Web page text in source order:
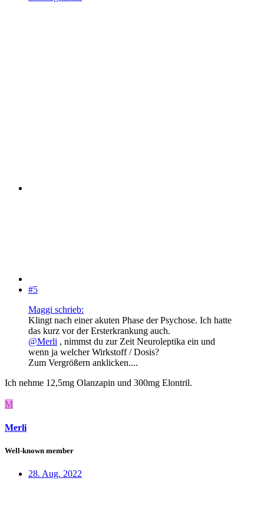
#5
Maggi schrieb:
Klingt nach einer akuten Phase der Psychose. Ich hatte
das kurz vor der Ersterkrankung auch.
@Merli , nimmst du zur Zeit Neuroleptika ein und
wenn ja welcher Wirkstoff / Dosis?
Zum Vergrößern anklicken....
Ich nehme 12,5mg Olanzapin und 300mg Elontril.
M
Merli
Well-known member
28. Aug. 2022